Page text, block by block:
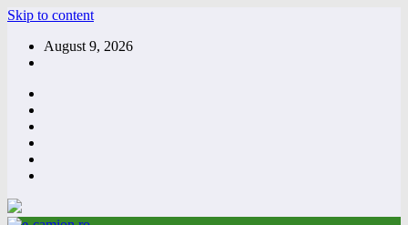
Skip to content
August 9, 2026